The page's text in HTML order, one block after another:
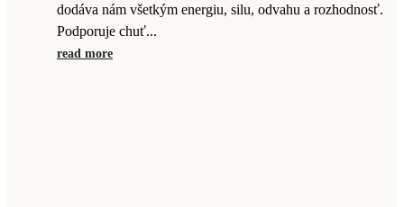
dodáva nám všetkým energiu, silu, odvahu a rozhodnosť.
Podporuje chuť...
read more